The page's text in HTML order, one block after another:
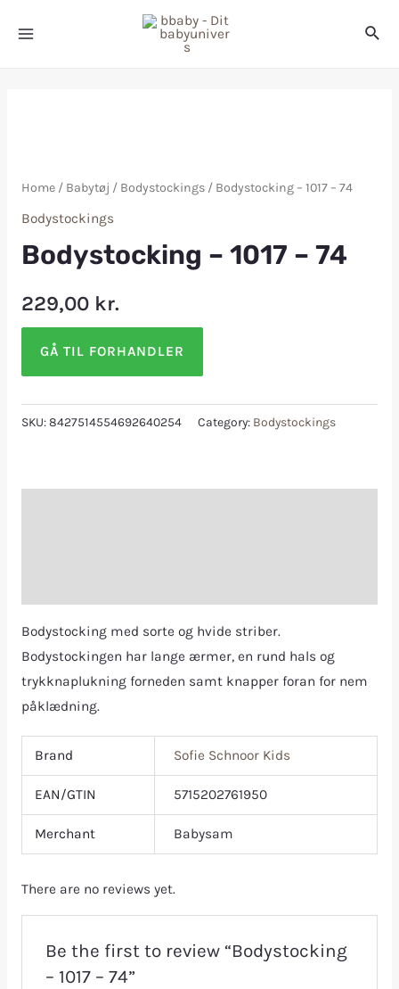
Home/ Babytøj / Bodystockings/ Bodystocking – 1017 – 74
Bodystockings
Bodystocking – 1017 – 74
229,00 kr.
GÅ TIL FORHANDLER
SKU:8427514554692640254 Category: Bodystockings
Bodystocking med sorte og hvide striber.
Bodystockingen har lange ærmer, en rund hals og
trykknaplukning forneden samt knapper foran for nem
påklædning.
Brand Sofie Schnoor Kids
EAN/GTIN 5715202761950
Merchant Babysam
There are no reviews yet.
Be the first to review “Bodystocking
– 1017 – 74”